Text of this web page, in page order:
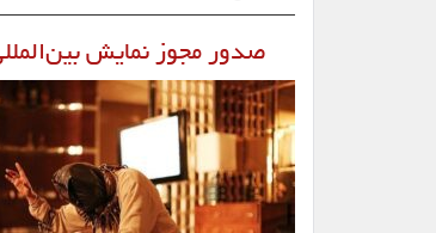
صدور مجوز نمایش